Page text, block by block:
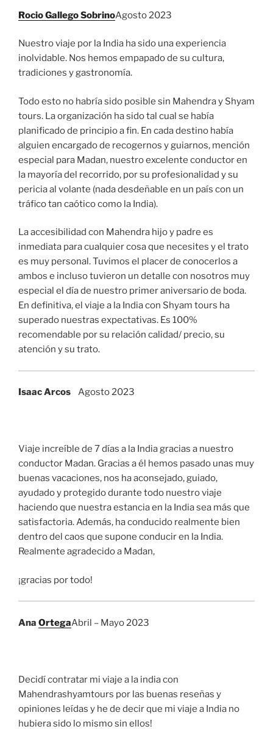
Rocio Gallego SobrinoAgosto 2023
Nuestro viaje por la India ha sido unaexperiencia
inolvidable. Nos hemos empapado de su cultura,
tradiciones y gastronomía.
Todo esto no habría sido posible sin Mahendra y Shyam
tours. La organización ha sido tal cual se había
planificado de principio a fin. En cada destino había
alguien encargado de recogernos y guiarnos, mención
especial para Madan, nuestro excelente conductor en
la mayoría del recorrido, por su profesionalidad y su
pericia al volante (nada desdeñable en un país con un
tráfico tan caótico como la India).
La accesibilidad con Mahendra hijo y padre es
inmediata para cualquier cosa que necesites y el trato
es muy personal. Tuvimos el placer de conocerlos a
ambos e incluso tuvieron un detalle con nosotros muy
especial el día de nuestro primer aniversario de boda.
En definitiva, el viaje a la India con Shyam tours ha
superado nuestras expectativas. Es 100%
recomendable por su relación calidad/ precio, su
atención y su trato.
Isaac Arcos Agosto 2023
Viaje increíble de 7 días a la India gracias a nuestro
conductor Madan. Gracias a él hemos pasado unas muy
buenas vacaciones, nos ha aconsejado, guiado,
ayudado y protegido durante todo nuestro viaje
haciendo que nuestra estancia en la India sea más que
satisfactoria. Además, ha conducido realmente bien
dentro del caos que supone conducir en la India.
Realmente agradecido a Madan,
¡gracias por todo!
Ana OrtegaAbril – Mayo 2023
Decidí contratar mi viaje a la india con
Mahendrashyamtours por las buenas reseñas y
opiniones leídas y he de decir que mi viaje a India no
hubiera sido lo mismo sin ellos!